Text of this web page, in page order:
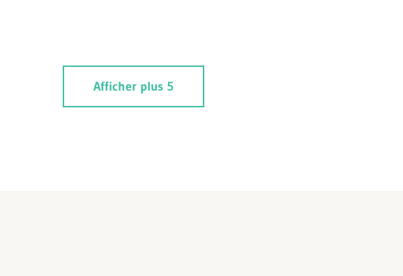
Afficher plus 5